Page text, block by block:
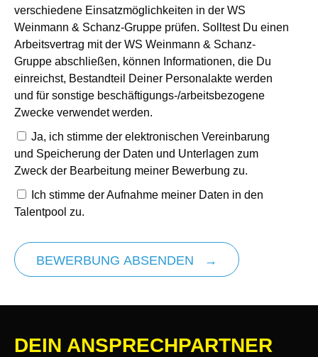
verschiedene Einsatzmöglichkeiten in der WS
Weinmann & Schanz-Gruppe prüfen. Solltest Du einen
Arbeitsvertrag mit der WS Weinmann & Schanz-
Gruppe abschließen, können Informationen, die Du
einreichst, Bestandteil Deiner Personalakte werden
und für sonstige beschäftigungs-/arbeitsbezogene
Zwecke verwendet werden.
Ja, ich stimme der elektronischen Vereinbarung
und Speicherung der Daten und Unterlagen zum
Zweck der Bearbeitung meiner Bewerbung zu.
Ich stimme der Aufnahme meiner Daten in den
Talentpool zu.
BEWERBUNG ABSENDEN
DEIN ANSPRECHPARTNER